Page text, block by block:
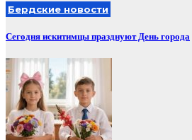
Бердские новости
Сегодня искитимцы празднуют День города